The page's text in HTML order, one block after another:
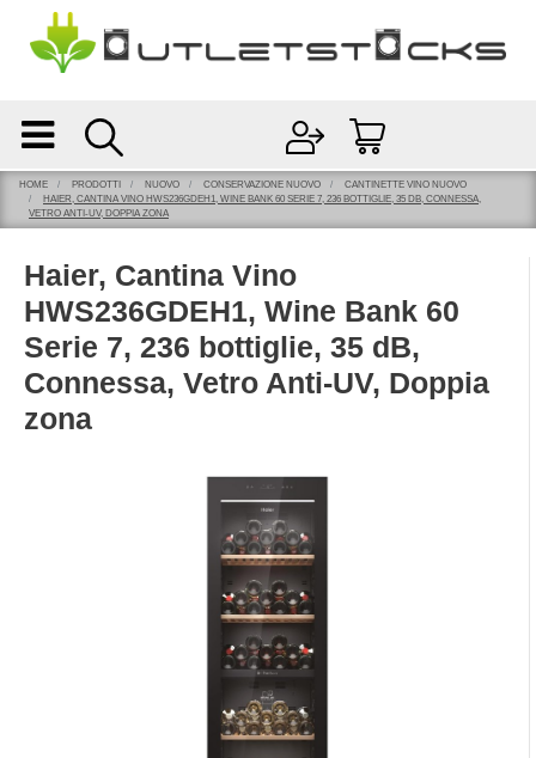
Open menu
HOME PRODOTTI NUOVO CONSERVAZIONE NUOVO
CANTINETTE VINO NUOVO
HAIER, CANTINA VINO HWS236GDEH1, WINE BANK 60 SERIE 7, 236 BOTTIGLIE, 35 DB, CONNESSA,
VETRO ANTI-UV, DOPPIA ZONA
Haier, Cantina Vino
HWS236GDEH1, Wine Bank 60
Serie 7, 236 bottiglie, 35 dB,
Connessa, Vetro Anti-UV, Doppia
zona